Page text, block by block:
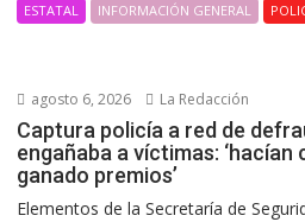
ESTATAL INFORMACIÓN GENERAL
agosto 6, 2026 La Redacción
Captura policía a red de
engañaba a víctimas: ‘hacían
ganado premios’
Elementos de la Secretaría de